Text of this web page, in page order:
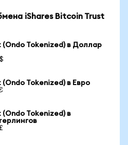
iShares Bitcoin Trust
(Ondo Tokenized) в Доллар
Tokenized) в Евро
Tokenized) в